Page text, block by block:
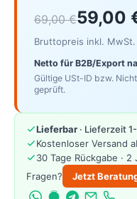
69,00 €59,00
Bruttopreis inkl.
Netto für B2B/Export
Gültige USt-ID bzw.
geprüft.
Lieferbar · Lieferzeit
Kostenloser Versand
30 Tage Rückgabe · 2
Fragen?
Jetzt